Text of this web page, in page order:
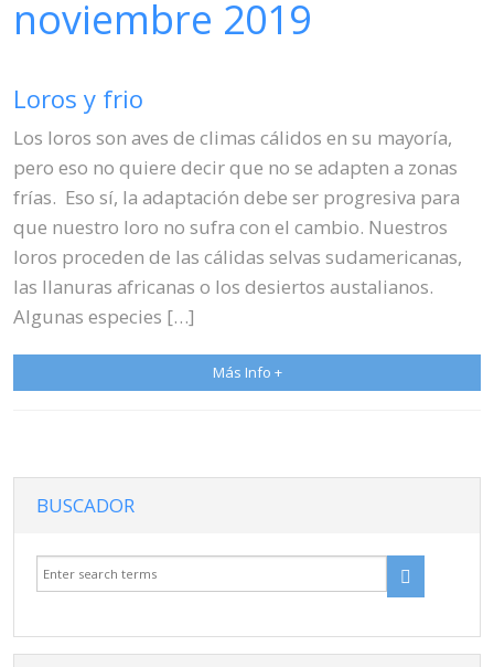
Venta
noviembre 2019
Loros y frio
Los loros son aves de climas cálidos en su mayoría,
pero eso no quiere decir que no se adapten a zonas
frías. Eso sí, la adaptación debe ser progresiva para
que nuestro loro no sufra con el cambio. Nuestros
loros proceden de las cálidas selvas sudamericanas,
las llanuras africanas o los desiertos austalianos.
Algunas especies […]
Más Info +
BUSCADOR